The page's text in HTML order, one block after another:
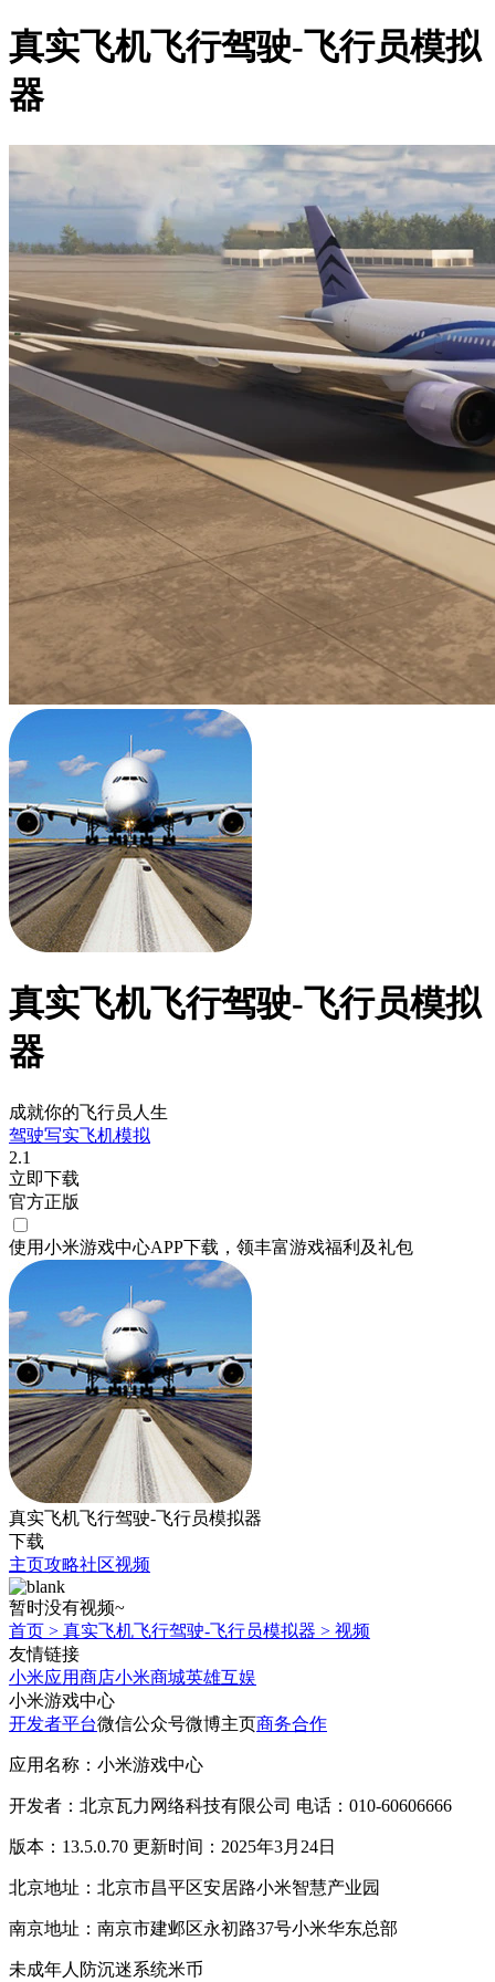
真实飞机飞行驾驶-飞行员模拟
器
真实飞机飞行驾驶-飞行员模拟
器
成就你的飞行员人生
驾驶写实飞机模拟
2.1
立即下载
官方正版
使用小米游戏中心APP下载 ，领丰富游戏福利 及礼包
真实飞机飞行驾驶-飞行员模拟器
下载
主页攻略社区视频
暂时没有视频~
首页 > 真实飞机飞行驾驶-飞行员模拟器 > 视频
友情链接
小米应用商店小米商城英雄互娱
小米游戏中心
开发者平台微信公众号微博主页商务合作
应用名称：小米游戏中心
开发者：北京瓦力网络科技有限公司 电话：010-60606666
版本：13.5.0.70 更新时间：2025年3月24日
北京地址：北京市昌平区安居路小米智慧产业园
南京地址：南京市建邺区永初路37号小米华东总部
未成年人防沉迷系统米币